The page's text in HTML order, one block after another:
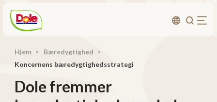
Om os
Karriere
Hjem
Bæredygtighed
Koncernens bæredygtighedsstrategi
Dole fremmer